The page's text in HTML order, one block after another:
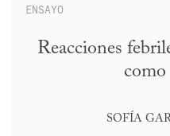
ENSAYO
Reacciones
SOFÍA